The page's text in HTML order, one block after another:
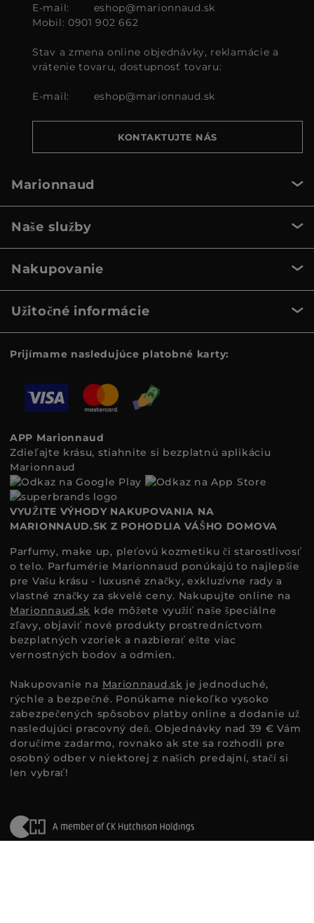
E-mail:
eshop@marionnaud.sk
Mobil: 0901 902 662
Stav a zmena online objednávky, reklamácie a
vrátenie tovaru, dostupnosť tovaru:
E-mail: eshop@marionnaud.sk
KONTAKTUJTE NÁS
Marionnaud
Naše služby
Nakupovanie
Užitočné informácie
Prijímame nasledujúce platobné karty:
APP Marionnaud
Zdieľajte krásu, stiahnite si bezplatnú aplikáciu
Marionnaud
VYUŽITE VÝHODY NAKUPOVANIA NA
MARIONNAUD.SK Z POHODLIA VÁŠHO DOMOVA
Parfumy, make up, pleťovú kozmetiku či starostlivosť
o telo. Parfumérie Marionnaud ponúkajú to najlepšie
pre Vašu krásu - luxusné značky, exkluzívne rady a
vlastné značky za skvelé ceny. Nakupujte online na
Marionnaud.sk kde môžete využiť naše špeciálne
zľavy, objaviť nové produkty prostredníctvom
bezplatných vzoriek a nazbierať ešte viac
vernostných bodov a odmien.
Nakupovanie na Marionnaud.sk je jednoduché,
rýchle a bezpečné. Ponúkame niekoľko vysoko
zabezpečených spôsobov platby online a dodanie už
nasledujúci pracovný deň. Objednávky nad 39 € Vám
doručíme zadarmo, rovnako ak ste sa rozhodli pre
osobný odber v niektorej z našich predajní, stačí si
len vybrať!